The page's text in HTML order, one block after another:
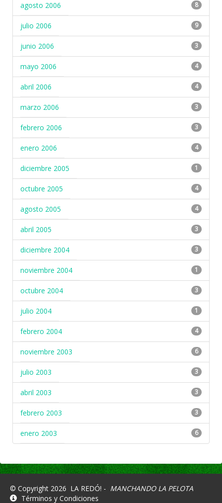
agosto 2006 8
julio 2006 9
junio 2006 3
mayo 2006 4
abril 2006 4
marzo 2006 3
febrero 2006 3
enero 2006 4
diciembre 2005 1
octubre 2005 4
agosto 2005 4
abril 2005 3
diciembre 2004 3
noviembre 2004 1
octubre 2004 3
julio 2004 1
febrero 2004 4
noviembre 2003 6
julio 2003 3
abril 2003 3
febrero 2003 3
enero 2003 6
© Copyright 2026 LA REDÓ! - MANCHANDO LA PELOTA
Términos y Condiciones